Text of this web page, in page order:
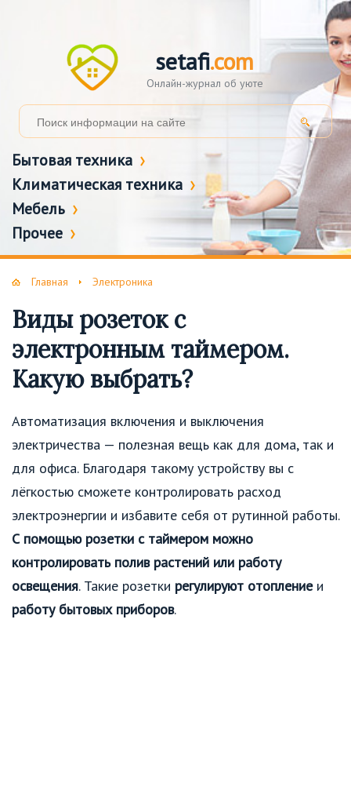
setafi.com
Онлайн-журнал об уюте
Бытовая техника
Климатическая техника
Мебель
Прочее
Главная Электроника
Виды розеток с
электронным таймером.
Какую выбрать?
Автоматизация включения и выключения
электричества — полезная вещь как для дома, так и
для офиса. Благодаря такому устройству вы с
лёгкостью сможете контролировать расход
электроэнергии и избавите себя от рутинной работы.
С помощью розетки с таймером можно
контролировать полив растений или работу
освещения. Такие розетки регулируют отоплениеи
работу бытовых приборов.